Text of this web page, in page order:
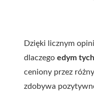
Dzięki licznym
dlaczego edym
ceniony przez
zdobywa